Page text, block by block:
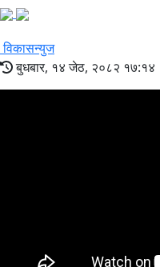
विकासन्युज
बुधबार, १४ जेठ, २०८२ १७:१४